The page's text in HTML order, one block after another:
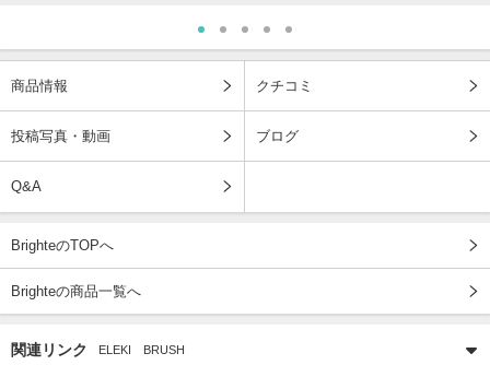
商品情報 クチコミ
投稿写真・動画 ブログ
Q&A
BrighteのTOPへ
Brighteの商品一覧へ
関連リンク ELEKI BRUSH